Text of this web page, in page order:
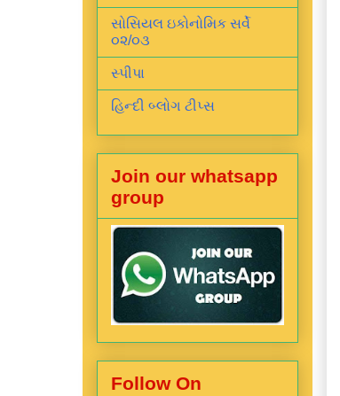
સોસિયલ ઇકોનોમિક સર્વે
૦૨/૦૩
સ્પીપા
હિન્દી બ્લોગ ટીપ્સ
Join our whatsapp
group
Follow On